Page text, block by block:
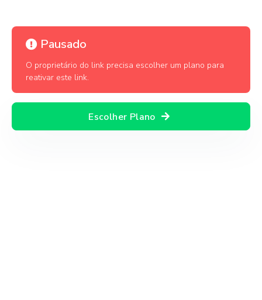
Pausado
O proprietário do link precisa escolher um plano para
reativar este link.
Escolher Plano